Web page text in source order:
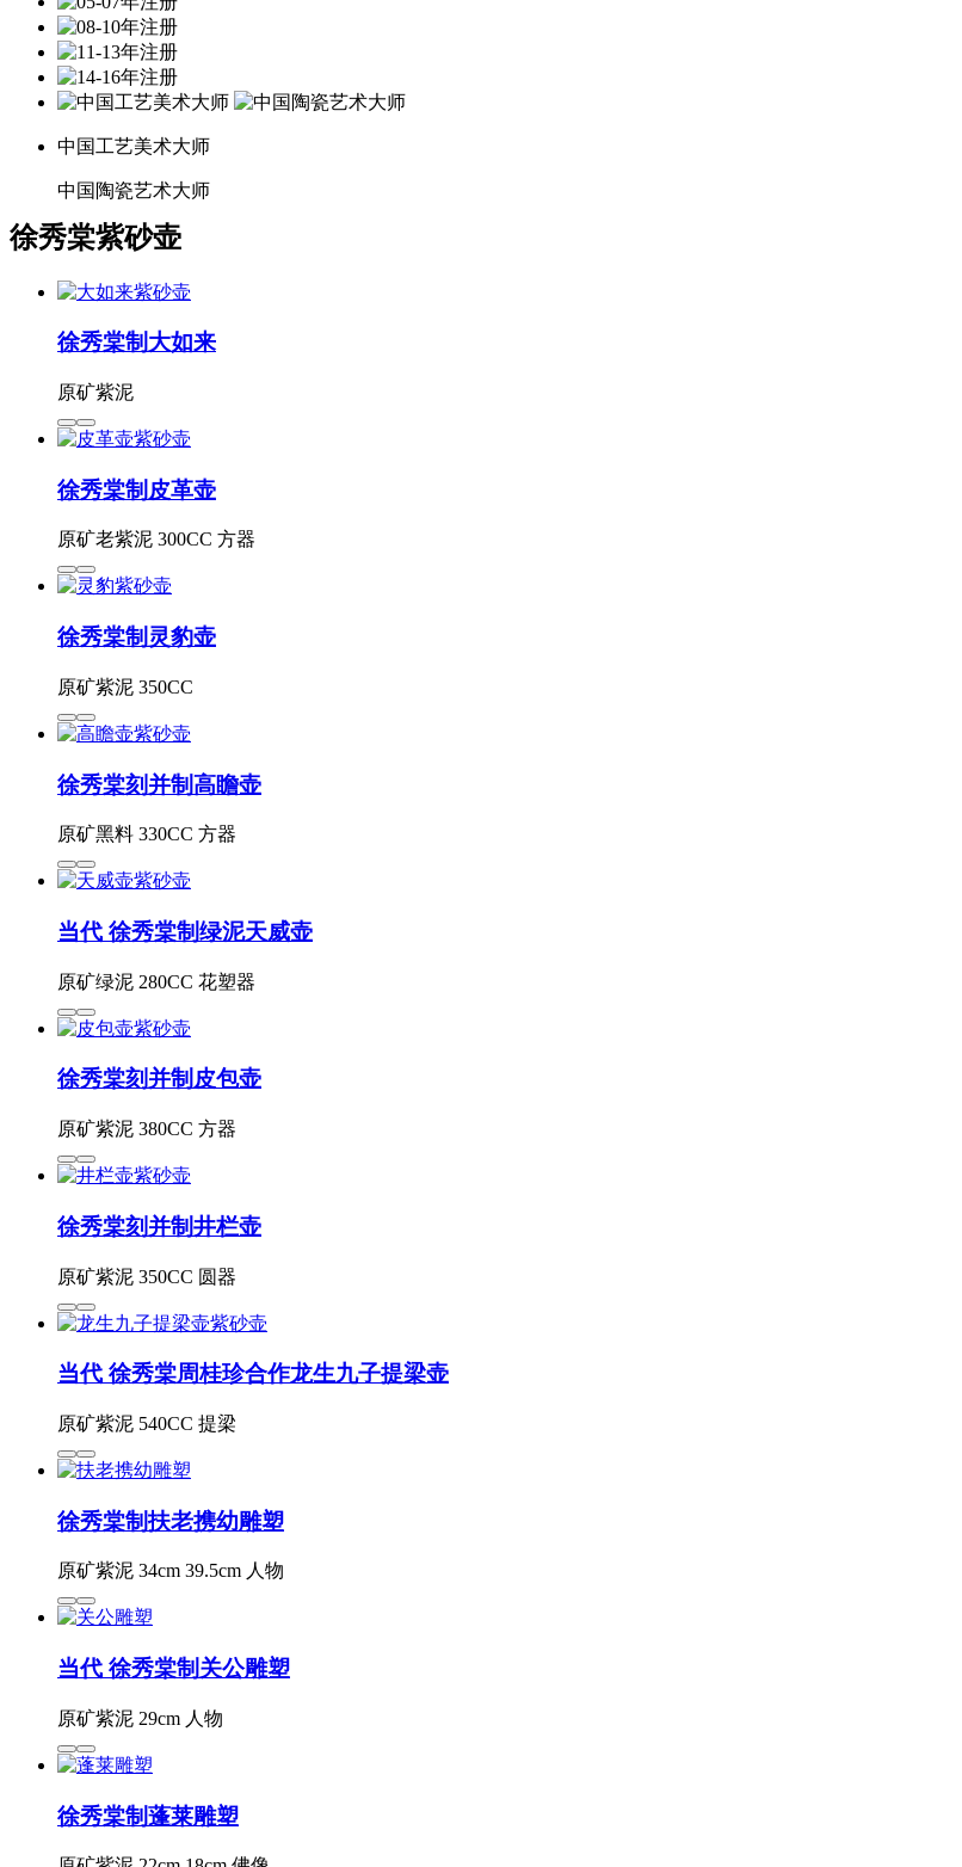
中国工艺美术大师
中国陶瓷艺术大师
徐秀棠紫砂壶
徐秀棠制大如来
原矿紫泥
徐秀棠制皮革壶
原矿老紫泥 300CC 方器
徐秀棠制灵豹壶
原矿紫泥 350CC
徐秀棠刻并制高瞻壶
原矿黑料 330CC 方器
当代 徐秀棠制绿泥天威壶
原矿绿泥 280CC 花塑器
徐秀棠刻并制皮包壶
原矿紫泥 380CC 方器
徐秀棠刻并制井栏壶
原矿紫泥 350CC 圆器
当代 徐秀棠周桂珍合作龙生九子提梁壶
原矿紫泥 540CC 提梁
徐秀棠制扶老携幼雕塑
原矿紫泥 34cm 39.5cm 人物
当代 徐秀棠制关公雕塑
原矿紫泥 29cm 人物
徐秀棠制蓬莱雕塑